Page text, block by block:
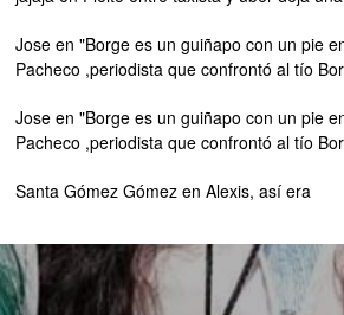
Jose en"Borge es un guiñapo con un pie
Pacheco ,periodista que confrontó al tío
Jose en"Borge es un guiñapo con un pie
Pacheco ,periodista que confrontó al tío
Santa Gómez Gómez enAlexis, así era